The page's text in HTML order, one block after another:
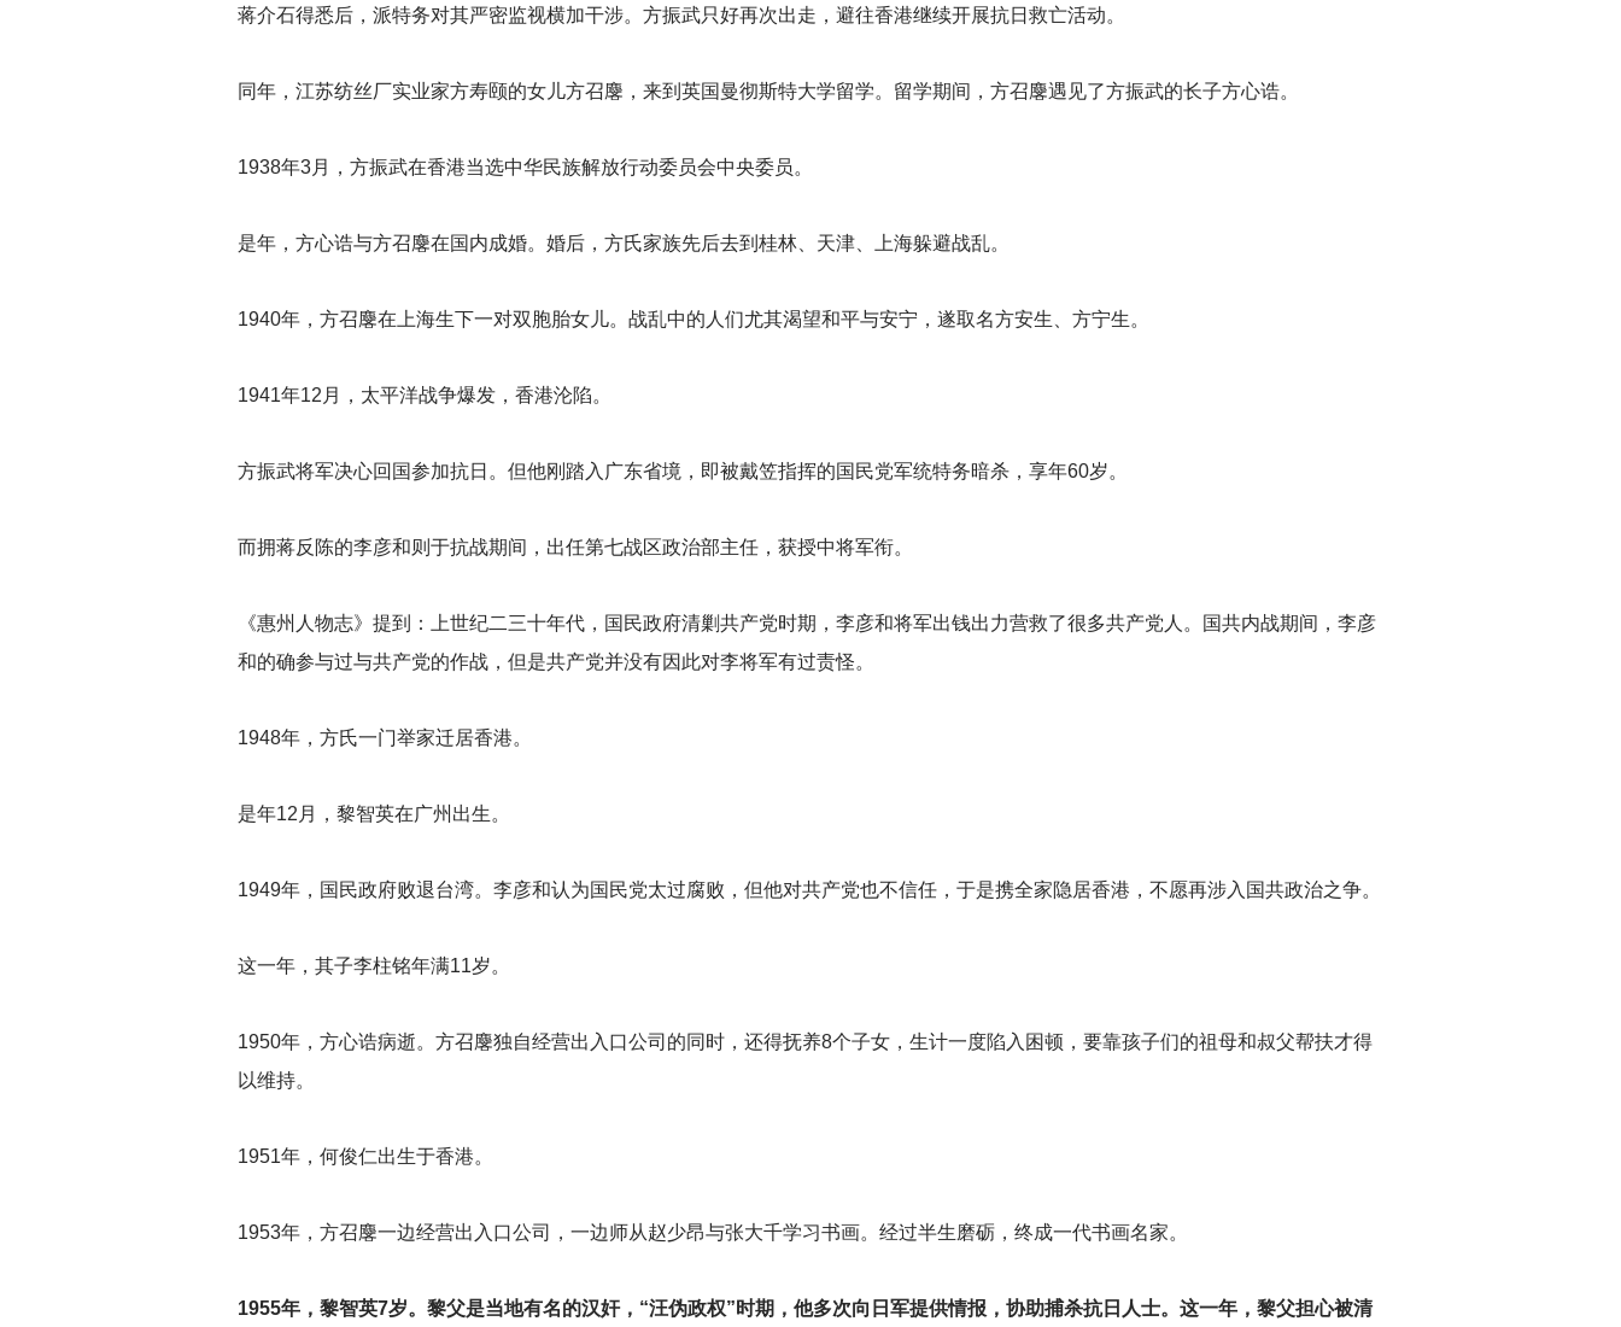
蒋介石得悉后，派特务对其严密监视横加干涉。方振武只好再次出走，避往香港继续开展抗日救亡活动。
同年，江苏纺丝厂实业家方寿颐的女儿方召麐，来到英国曼彻斯特大学留学。留学期间，方召麐遇见了方振武的长子方心诰。
1938年3月，方振武在香港当选中华民族解放行动委员会中央委员。
是年，方心诰与方召麐在国内成婚。婚后，方氏家族先后去到桂林、天津、上海躲避战乱。
1940年，方召麐在上海生下一对双胞胎女儿。战乱中的人们尤其渴望和平与安宁，遂取名方安生、方宁生。
1941年12月，太平洋战争爆发，香港沦陷。
方振武将军决心回国参加抗日。但他刚踏入广东省境，即被戴笠指挥的国民党军统特务暗杀，享年60岁。
而拥蒋反陈的李彦和则于抗战期间，出任第七战区政治部主任，获授中将军衔。
《惠州人物志》提到：上世纪二三十年代，国民政府清剿共产党时期，李彦和将军出钱出力营救了很多共产党人。国共内战期间，李彦
和的确参与过与共产党的作战，但是共产党并没有因此对李将军有过责怪。
1948年，方氏一门举家迁居香港。
是年12月，黎智英在广州出生。
1949年，国民政府败退台湾。李彦和认为国民党太过腐败，但他对共产党也不信任，于是携全家隐居香港，不愿再涉入国共政治之争。
这一年，其子李柱铭年满11岁。
1950年，方心诰病逝。方召麐独自经营出入口公司的同时，还得抚养8个子女，生计一度陷入困顿，要靠孩子们的祖母和叔父帮扶才得
以维持。
1951年，何俊仁出生于香港。
1953年，方召麐一边经营出入口公司，一边师从赵少昂与张大千学习书画。经过半生磨砺，终成一代书画名家。
1955年，黎智英7岁。黎父是当地有名的汉奸，“汪伪政权”时期，他多次向日军提供情报，协助捕杀抗日人士。这一年，黎父担心被清